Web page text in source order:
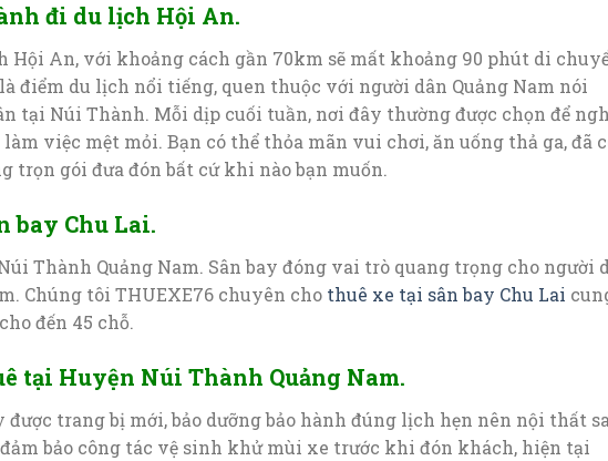
đi du lịch Hội An.
Hội An, với khoảng cách gần 70km sẽ mất khoảng 90 phút di
điểm du lịch nổi tiếng, quen thuộc với người dân Quảng Nam nói
tại Núi Thành. Mỗi dịp cuối tuần, nơi đây thường được chọn để
việc mệt mỏi. Bạn có thể thỏa mãn vui chơi, ăn uống thả ga, đã
trọn gói đưa đón bất cứ khi nào bạn muốn.
bay Chu Lai.
Thành Quảng Nam. Sân bay đóng vai trò quang trọng cho người
Chúng tôi THUEXE76 chuyên cho thuê xe tại sân bay Chu Lai
đến 45 chỗ.
tại Huyện Núi Thành Quảng Nam.
được trang bị mới, bảo dưỡng bảo hành đúng lịch hẹn nên nội thất
bảo công tác vệ sinh khử mùi xe trước khi đón khách, hiện tại